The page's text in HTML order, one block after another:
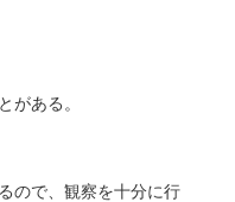
がある。
ので、観察を十分に行